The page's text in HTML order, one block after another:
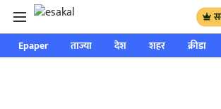
Epaper ताज्या देश शहर क्रीडा